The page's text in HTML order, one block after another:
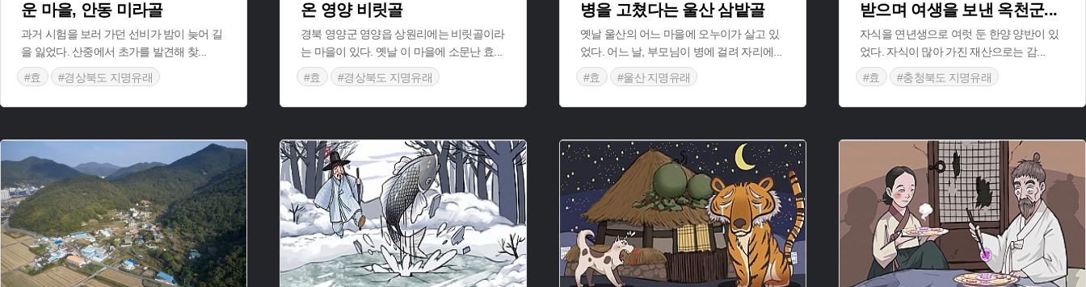
운 마을, 안동 미라골
과거 시험을 보러 가던 선비가 밤이 늦어 길
을 잃었다. 산중에서 초가를 발견해 찾...
#효
#경상북도 지명유래
온 영양 비릿골
경북 영양군 영양읍 상원리에는 비릿골이라
는 마을이 있다. 옛날 이 마을에 소문난 효
#효
#경상북도 지명유래
병을 고쳤다는 울산 삼밭골
옛날 울산의 어느 마을에 오누이가 살고 있
었다. 어느 날, 부모님이 병에 걸려 자리에
#효
#울산 지명유래
받으며 여생을 보낸 옥천군...
자식을 연년생으로 여럿 둔 한양 양반이 있
었다. 자식이 많아 가진 재산으로는 감...
#효
#충청북도 지명유래